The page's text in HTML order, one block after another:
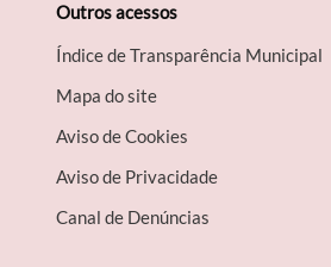
Outros acessos
Índice de Transparência Municipal
Mapa do site
Aviso de Cookies
Aviso de Privacidade
Canal de Denúncias